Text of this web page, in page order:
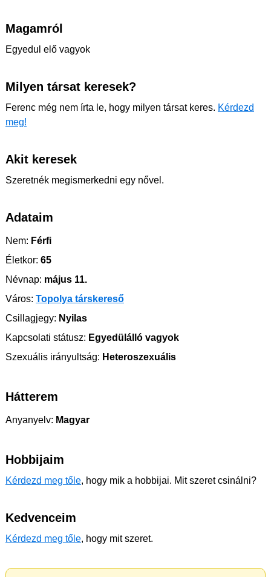
Magamról
Egyedul elő vagyok
Milyen társat keresek?
Ferenc még nem írta le, hogy milyen társat keres. Kérdezd
meg!
Akit keresek
Szeretnék megismerkedni egy nővel.
Adataim
Nem: Férfi
Életkor: 65
Névnap: május 11.
Város: Topolya társkereső
Csillagjegy: Nyilas
Kapcsolati státusz: Egyedülálló vagyok
Szexuális irányultság: Heteroszexuális
Hátterem
Anyanyelv: Magyar
Hobbijaim
Kérdezd meg tőle, hogy mik a hobbijai. Mit szeret csinálni?
Kedvenceim
Kérdezd meg tőle, hogy mit szeret.